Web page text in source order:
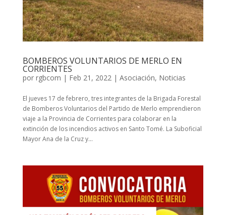
BOMBEROS VOLUNTARIOS DE MERLO EN
CORRIENTES
por rgbcom | Feb 21, 2022 | Asociación, Noticias
El jueves 17 de febrero, tres integrantes de la Brigada Forestal
de Bomberos Voluntarios del Partido de Merlo emprendieron
viaje a la Provincia de Corrientes para colaborar en la
extinción de los incendios activos en Santo Tomé. La Suboficial
Mayor Ana de la Cruz y...